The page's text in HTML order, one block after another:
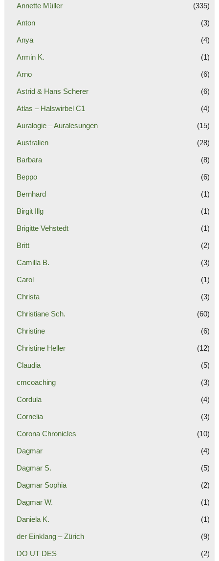
Annette Müller (335)
Anton (3)
Anya (4)
Armin K. (1)
Arno (6)
Astrid & Hans Scherer (6)
Atlas – Halswirbel C1 (4)
Auralogie – Auralesungen (15)
Australien (28)
Barbara (8)
Beppo (6)
Bernhard (1)
Birgit Illg (1)
Brigitte Vehstedt (1)
Britt (2)
Camilla B. (3)
Carol (1)
Christa (3)
Christiane Sch. (60)
Christine (6)
Christine Heller (12)
Claudia (5)
cmcoaching (3)
Cordula (4)
Cornelia (3)
Corona Chronicles (10)
Dagmar (4)
Dagmar S. (5)
Dagmar Sophia (2)
Dagmar W. (1)
Daniela K. (1)
der Einklang – Zürich (9)
DO UT DES (2)